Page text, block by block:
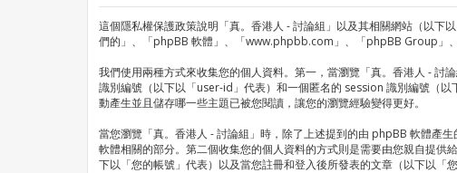
這個隱私權保護政策說明「真。香港人 - 討論組」以及其相關網站（以
們的」、「phpBB 軟體」、「www.phpbb.com」、「phpBB Group」
我們使用兩種方式來收集您的個人資料。第一，當瀏覽「真。香港人 -
識別編號（以下以「user-id」代表）和一個匿名的 session 識別編號（
動產生並且儲存哪一些主題已被您閱讀，讓您的瀏覽經驗變得更好。
當您瀏覽「真。香港人 - 討論組」時，除了上述提到的由 phpBB 軟體產
軟體相關的部分。第二個收集您的個人資料的方式則是需要由您親自提
下以「您的帳號」代表）以及當您註冊和登入後所發表的文章（以下以「您